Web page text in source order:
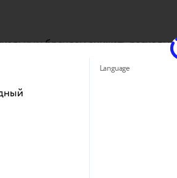
брендам снижать расходы
самым сохраняя целостность
составляющая
преимущества с финансовой
принятия решения о покупке для
выгоду, компенсируя
Language